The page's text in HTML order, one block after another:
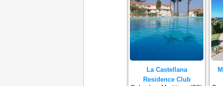
La Castellana
Residence Club